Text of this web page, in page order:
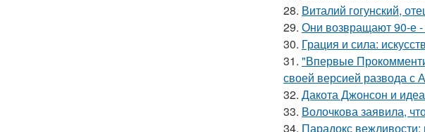
28. Виталий гогунский,
29. Они возвращают 90-е
30. Грация и сила:
31. "Впервые
своей версией развода с
32. Дакота Джонсон и
33. Волочкова заявила,
34. Парадокс